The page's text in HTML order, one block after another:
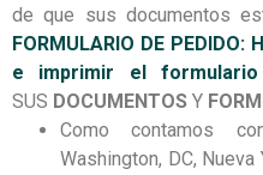
de que sus documentos
FORMULARIO DE
e imprimir el
SUS DOCUMENTOS Y
Como contamos
Washington, DC,